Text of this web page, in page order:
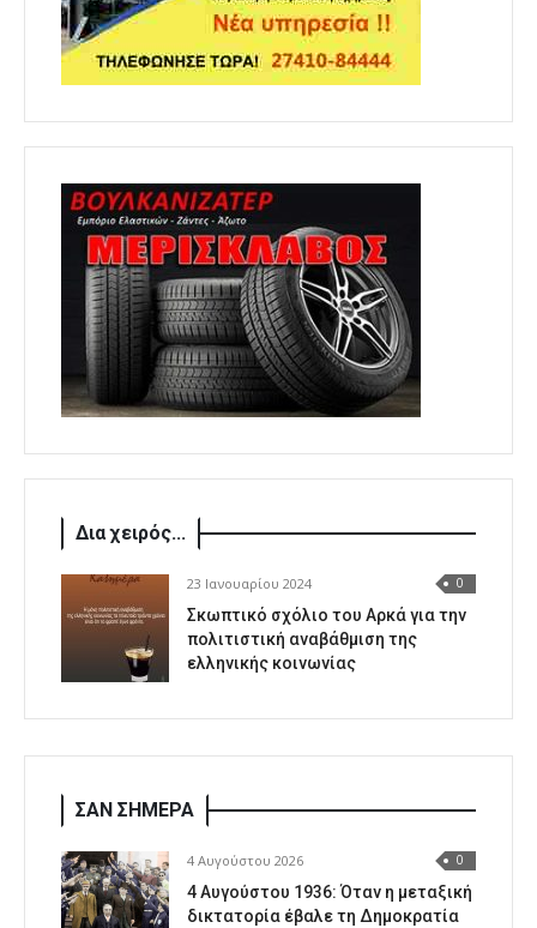
Δια χειρός...
23 Ιανουαρίου 2024 0
Σκωπτικό σχόλιο του Αρκά για την
πολιτιστική αναβάθμιση της
ελληνικής κοινωνίας
ΣΑΝ ΣΗΜΕΡΑ
4 Αυγούστου 2026 0
4 Αυγούστου 1936: Όταν η μεταξική
δικτατορία έβαλε τη Δημοκρατία